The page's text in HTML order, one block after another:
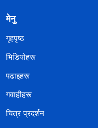
मेनु
गृहपृष्ठ
भिडियोहरू
पढाइहरू
गवाहीहरू
चित्र प्रदर्शन